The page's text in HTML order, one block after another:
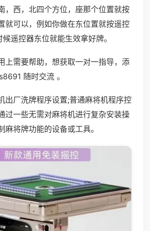
，西，北四个方位，座那个位置就按
就可以，例如你做在东位置就按遥控
遥控器东位就能生效拿好牌。
上需要帮助，想获取一对一指导，添
随时交流 。
出厂洗牌程序设置;普通麻将机程序控
过一些无需对麻将机进行复杂安装操
麻将牌功能的设备或工具。